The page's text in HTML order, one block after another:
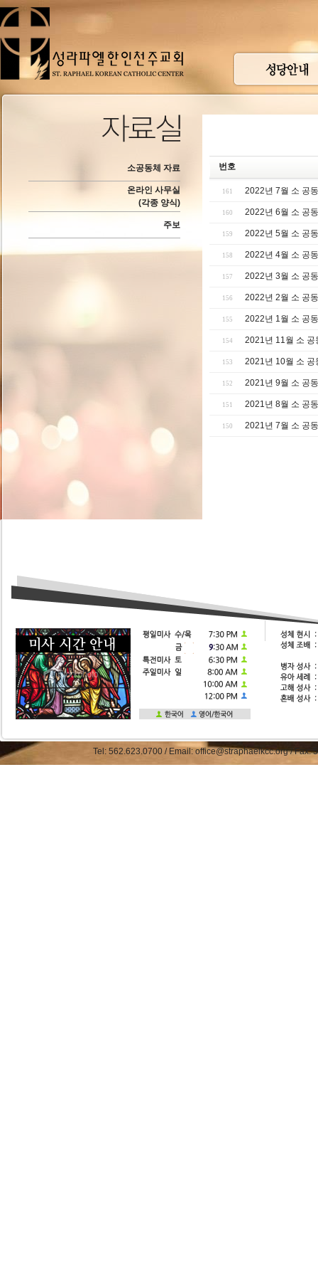
소공동체 자료
온라인 사무실
(각종 양식)
주보
번호
161 2022년 7월 소 공
160 2022년 6월 소 공
159 2022년 5월 소 공
158 2022년 4월 소 공
157 2022년 3월 소 공
156 2022년 2월 소 공
155 2022년 1월 소 공
154 2021년 11월 소 공
153 2021년 10월 소 공
152 2021년 9월 소 공
151 2021년 8월 소 공
150 2021년 7월 소 공
Tel: 562.623.0700 / Email: office@straphaelkcc.org /